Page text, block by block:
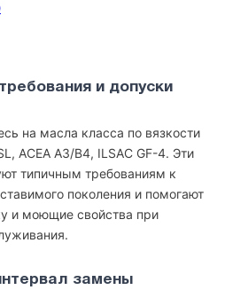
и допуски
на масла класса по вязкости
ACEA A3/B4, ILSAC GF-4. Эти
типичным требованиям к
поколения и помогают
и моющие свойства при
замены